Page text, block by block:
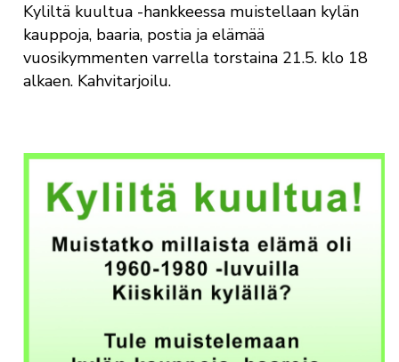
Kyliltä kuultua -hankkeessa muistellaan kylän
kauppoja, baaria, postia ja elämää
vuosikymmenten varrella torstaina 21.5. klo 18
alkaen. Kahvitarjoilu.